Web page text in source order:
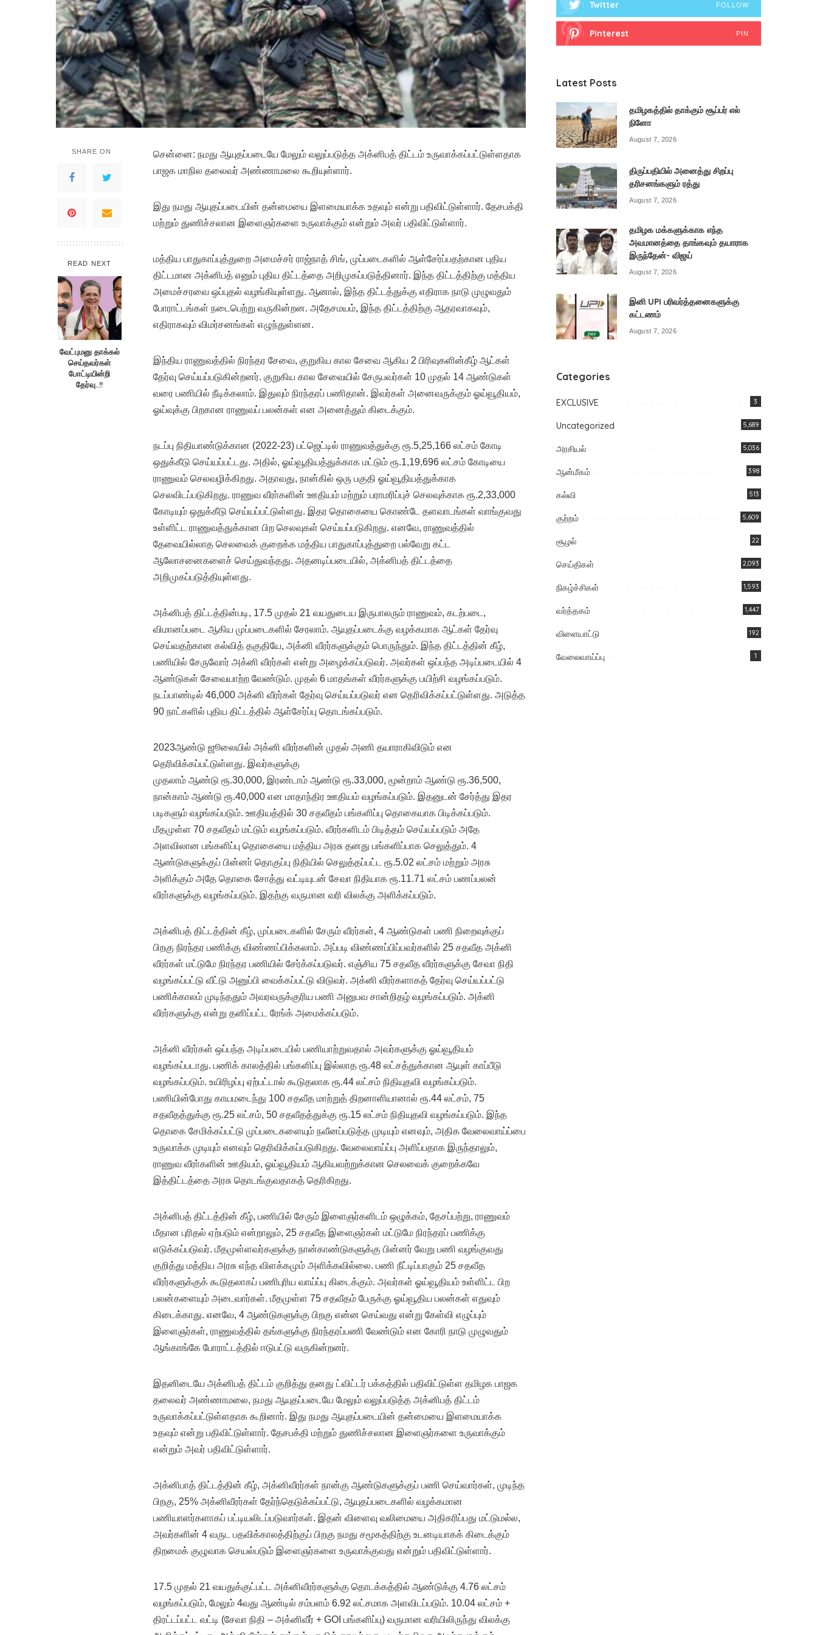
SHARE ON
READ NEXT
வேட்புமனு தாக்கல்
செய்தவர்கள்
போட்டியின்றி
தேர்வு..!!
சென்னை: நமது ஆயுதப்படையே மேலும் வலுப்படுத்த அக்னிபத் திட்டம் உருவாக்கப்பட்டுள்ளதாக
பாஜக மாநில தலைவர் அண்ணாமலை கூறியுள்ளார்.
இது நமது ஆயுதப்படையின் தன்மையை இளமையாக்க உதவும் என்று பதிவிட்டுள்ளார். தேசபக்தி
மற்றும் துணிச்சலான இளைஞர்களை உருவாக்கும் என்றும் அவர் பதிவிட்டுள்ளார்.
மத்திய பாதுகாப்புத்துறை அமைச்சர் ராஜ்நாத் சிங், முப்படைகளில் ஆள்சேர்ப்பதற்கான புதிய
திட்டமான அக்னிபத் எனும் புதிய திட்டத்தை அறிமுகப்படுத்தினார். இந்த திட்டத்திற்கு மத்திய
அமைச்சரவை ஒப்புதல் வழங்கியுள்ளது. ஆனால், இந்த திட்டத்துக்கு எதிராக நாடு முழுவதும்
போராட்டங்கள் நடைபெற்று வருகின்றன. அதேசமயம், இந்த திட்டத்திற்கு ஆதரவாகவும்,
எதிராகவும் விமர்சனங்கள் எழுந்துள்ளன.
இந்திய ராணுவத்தில் நிரந்தர சேவை, குறுகிய கால சேவை ஆகிய 2 பிரிவுகளின்கீழ் ஆட்கள்
தேர்வு செய்யப்படுகின்றனர். குறுகிய கால சேவையில் சேருபவர்கள் 10 முதல் 14 ஆண்டுகள்
வரை பணியில் நீடிக்கலாம். இதுவும் நிரந்தரப் பணிதான். இவர்கள் அனைவருக்கும் ஓய்வூதியம்,
ஓய்வுக்கு பிறகான ராணுவப் பலன்கள் என அனைத்தும் கிடைக்கும்.
நடப்பு நிதியாண்டுக்கான (2022-23) பட்ஜெட்டில் ராணுவத்துக்கு ரூ.5,25,166 லட்சம் கோடி
ஒதுக்கீடு செய்யப்பட்டது. அதில், ஓய்வூதியத்துக்காக மட்டும் ரூ.1,19,696 லட்சம் கோடியை
ராணுவம் செலவழிக்கிறது. அதாவது, நான்கில் ஒரு பகுதி ஓய்வூதியத்துக்காக
செலவிடப்படுகிறது. ராணுவ வீரா்களின் ஊதியம் மற்றும் பராமரிப்புச் செலவுக்காக ரூ.2,33,000
கோடியும் ஒதுக்கீடு செய்யப்பட்டுள்ளது. இதர தொகையை கொண்டே தளவாடங்கள் வாங்குவது
உள்ளிட்ட ராணுவத்துக்கான பிற செலவுகள் செய்யப்படுகிறது. எனவே, ராணுவத்தில்
தேவையில்லாத செலவைக் குறைக்க மத்திய பாதுகாப்புத்துறை பல்வேறு கட்ட
ஆலோசனைகளைச் செய்துவந்தது. அதனடிப்படையில், அக்னிபத் திட்டத்தை
அறிமுகப்படுத்தியுள்ளது.
அக்னிபத் திட்டத்தின்படி, 17.5 முதல் 21 வயதுடைய இருபாலரும் ராணுவம், கடற்படை,
விமானப்படை ஆகிய முப்படைகளில் சேரலாம். ஆயுதப்படைக்கு வழக்கமாக ஆட்கள் தேர்வு
செய்வதற்கான கல்வித் தகுதியே, அக்னி வீரர்களுக்கும் பொருந்தும். இந்த திட்டத்தின் கீழ்,
பணியில் சேருவோர் அக்னி வீரர்கள் என்று அழைக்கப்படுவர். அவர்கள் ஒப்பந்த அடிப்படையில் 4
ஆண்டுகள் சேவையாற்ற வேண்டும். முதல் 6 மாதங்கள் வீரர்களுக்கு பயிற்சி வழங்கப்படும்.
நடப்பாண்டில் 46,000 அக்னி வீரர்கள் தேர்வு செய்யப்படுவர் என தெரிவிக்கப்பட்டுள்ளது. அடுத்த
90 நாட்களில் புதிய திட்டத்தில் ஆள்சேர்ப்பு தொடங்கப்படும்.
2023ஆண்டு ஜூலையில் அக்னி வீரர்களின் முதல் அணி தயாராகிவிடும் என
தெரிவிக்கப்பட்டுள்ளது. இவர்களுக்கு
முதலாம் ஆண்டு ரூ.30,000, இரண்டாம் ஆண்டு ரூ.33,000, மூன்றாம் ஆண்டு ரூ.36,500,
நான்காம் ஆண்டு ரூ.40,000 என மாதாந்திர ஊதியம் வழங்கப்படும். இதனுடன் சேர்த்து இதர
படிகளும் வழங்கப்படும். ஊதியத்தில் 30 சதவீதம் பங்களிப்பு தொகையாக பிடிக்கப்படும்.
மீதமுள்ள 70 சதவீதம் மட்டும் வழங்கப்படும். வீரர்களிடம் பிடித்தம் செய்யப்படும் அதே
அளவிலான பங்களிப்பு தொகையை மத்திய அரசு தனது பங்களிப்பாக செலுத்தும். 4
ஆண்டுகளுக்குப் பின்னா் தொகுப்பு நிதியில் செலுத்தப்பட்ட ரூ.5.02 லட்சம் மற்றும் அரசு
அளிக்கும் அதே தொகை சோத்து வட்டியுடன் சேவா நிதியாக ரூ.11.71 லட்சம் பணப்பலன்
வீரா்களுக்கு வழங்கப்படும். இதற்கு வருமான வரி விலக்கு அளிக்கப்படும்.
அக்னிபத் திட்டத்தின் கீழ், முப்படைகளில் சேரும் வீரர்கள், 4 ஆண்டுகள் பணி நிறைவுக்குப்
பிறகு நிரந்தர பணிக்கு விண்ணப்பிக்கலாம். அப்படி விண்ணப்பிப்பவர்களில் 25 சதவீத அக்னி
வீரர்கள் மட்டுமே நிரந்தர பணியில் சேர்க்கப்படுவர். எஞ்சிய 75 சதவீத வீரர்களுக்கு சேவா நிதி
வழங்கப்பட்டு வீட்டு அனுப்பி வைக்கப்பட்டு விடுவர். அக்னி வீரர்களாகத் தேர்வு செய்யப்பட்டு
பணிக்காலம் முடிந்ததும் அவரவருக்குரிய பணி அனுபவ சான்றிதழ் வழங்கப்படும். அக்னி
வீரர்களுக்கு என்று தனிப்பட்ட ரேங்க் அமைக்கப்படும்.
அக்னி வீரர்கள் ஒப்பந்த அடிப்படையில் பணியாற்றுவதால் அவர்களுக்கு ஓய்வூதியம்
வழங்கப்படாது. பணிக் காலத்தில் பங்களிப்பு இல்லாத ரூ.48 லட்சத்துக்கான ஆயுள் காப்பீடு
வழங்கப்படும். உயிரிழப்பு ஏற்பட்டால் கூடுதலாக ரூ.44 லட்சம் நிதியுதவி வழங்கப்படும்.
பணியின்போது காயமடைந்து 100 சதவீத மாற்றுத் திறனாளியானால் ரூ.44 லட்சம், 75
சதவீதத்துக்கு ரூ.25 லட்சம், 50 சதவீதத்துக்கு ரூ.15 லட்சம் நிதியுதவி வழங்கப்படும். இந்த
தொகை சேமிக்கப்பட்டு முப்படைகளையும் நவீனப்படுத்த முடியும் எனவும், அதிக வேலைவாய்ப்பை
உருவாக்க முடியும் எனவும் தெரிவிக்கப்படுகிறது. வேலைவாய்ப்பு அளிப்பதாக இருந்தாலும்,
ராணுவ வீரா்களின் ஊதியம், ஓய்வூதியம் ஆகியவற்றுக்கான செலவைக் குறைக்கவே
இத்திட்டத்தை அரசு தொடங்குவதாகத் தெரிகிறது.
அக்னிபத் திட்டத்தின் கீழ், பணியில் சேரும் இளைஞர்களிடம் ஒழுக்கம், தேசப்பற்று, ராணுவம்
மீதான புரிதல் ஏற்படும் என்றாலும், 25 சதவீத இளைஞர்கள் மட்டுமே நிரந்தரப் பணிக்கு
எடுக்கப்படுவர். மீதமுள்ளவர்களுக்கு நான்காண்டுகளுக்கு பின்னர் வேறு பணி வழங்குவது
குறித்து மத்திய அரசு எந்த விளக்கமும் அளிக்கவில்லை. பணி நீட்டிப்பாகும் 25 சதவீத
வீரர்களுக்குக் கூடுதலாகப் பணிபுரிய வாய்ப்பு கிடைக்கும். அவர்கள் ஓய்வூதியம் உள்ளிட்ட பிற
பலன்களையும் அடைவார்கள். மீதமுள்ள 75 சதவீதம் பேருக்கு ஓய்வூதிய பலன்கள் எதுவும்
கிடைக்காது. எனவே, 4 ஆண்டுகளுக்கு பிறகு என்ன செய்வது என்று கேள்வி எழுப்பும்
இளைஞர்கள், ராணுவத்தில் தங்களுக்கு நிரந்தரப்பணி வேண்டும் என கோரி நாடு முழுவதும்
ஆங்காங்கே போராட்டத்தில் ஈடுபட்டு வருகின்றனர்.
இதனிடையே அக்னிபத் திட்டம் குறித்து தனது ட்விட்டர் பக்கத்தில் பதிவிட்டுள்ள தமிழக பாஜக
தலைவர் அண்ணாமலை, நமது ஆயுதப்படையே மேலும் வலுப்படுத்த அக்னிபத் திட்டம்
உருவாக்கப்பட்டுள்ளதாக கூறினார். இது நமது ஆயுதப்படையின் தன்மையை இளமையாக்க
உதவும் என்று பதிவிட்டுள்ளார். தேசபக்தி மற்றும் துணிச்சலான இளைஞர்களை உருவாக்கும்
என்றும் அவர் பதிவிட்டுள்ளார்.
அக்னிபாத் திட்டத்தின் கீழ், அக்னிவீரர்கள் நான்கு ஆண்டுகளுக்குப் பணி செய்வார்கள், முடிந்த
பிறகு, 25% அக்னிவீரர்கள் தேர்ந்தெடுக்கப்பட்டு, ஆயுதப்படைகளில் வழக்கமான
பணியாளர்களாகப் பட்டியலிடப்படுவார்கள். இதன் விளைவு வலிமையை அதிகரிப்பது மட்டுமல்ல,
அவர்களின் 4 வருட பதவிக்காலத்திற்குப் பிறகு நமது சமூகத்திற்கு உடனடியாகக் கிடைக்கும்
திறமைக் குழுவாக செயல்படும் இளைஞர்களை உருவாக்குவது என்றும் பதிவிட்டுள்ளார்.
17.5 முதல் 21 வயதுக்குட்பட்ட அக்னிவீரர்களுக்கு தொடக்கத்தில் ஆண்டுக்கு 4.76 லட்சம்
வழங்கப்படும், மேலும் 4வது ஆண்டில் சம்பளம் 6.92 லட்சமாக அளவிடப்படும். 10.04 லட்சம் +
திரட்டப்பட்ட வட்டி (சேவா நிதி – அக்னிவீர் + GOI பங்களிப்பு) வருமான வரியிலிருந்து விலக்கு
Twitter FOLLOW
Pinterest PIN
Latest Posts
தமிழகத்தில் தாக்கும் சூப்பர் எல்
நினோ
August 7, 2026
திருப்பதியில் அனைத்து சிறப்பு
தரிசனங்களும் ரத்து
August 7, 2026
தமிழக மக்களுக்காக எந்த
அவமானத்தை தாங்கவும் தயாராக
இருந்தேன்- விஜய்
August 7, 2026
இனி UPI பரிவர்த்தனைகளுக்கு
கட்டணம்
August 7, 2026
Categories
EXCLUSIVE 3
Uncategorized 5,689
அரசியல் 5,036
ஆன்மீகம் 398
கல்வி 513
குற்றம் 5,609
சூழல் 22
செய்திகள் 2,093
நிகழ்ச்சிகள் 1,593
வர்த்தகம் 1,447
விளையாட்டு 192
வேலைவாய்ப்பு 1